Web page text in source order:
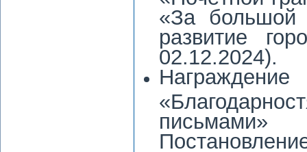
«За большой
развитие
02.12.2024).